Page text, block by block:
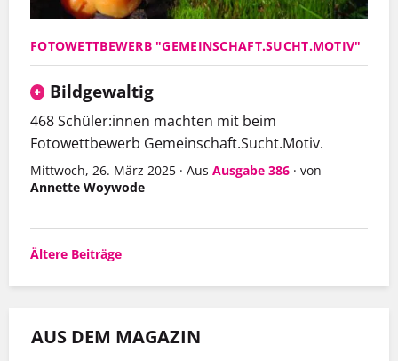
FOTOWETTBEWERB "GEMEINSCHAFT.SUCHT.MOTIV"
Bildgewaltig
468 Schüler:innen machten mit beim
Fotowettbewerb Gemeinschaft.Sucht.Motiv.
Mittwoch, 26. März 2025 · Aus Ausgabe 386 · von
Annette Woywode
Beitragsnavigation
Ältere Beiträge
AUS DEM MAGAZIN